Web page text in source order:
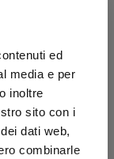
ed
media e per
inoltre
sito con i
dati web,
combinarle
cilindro
Ø 75
47 Dautel